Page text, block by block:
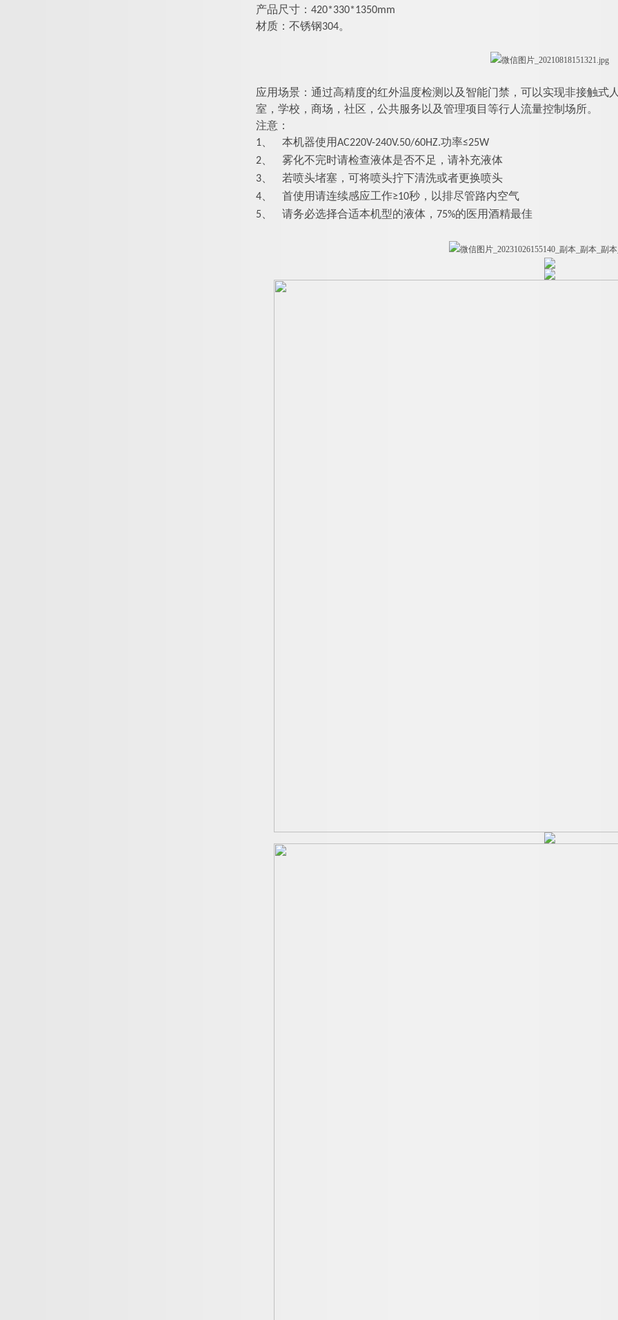
产品尺寸： 420*330*1350mm
材质：不锈钢304。
应用场景： 通过高精度的红外温度检测以及智能门禁，可以实现非接触式
室，学校，商场，社区，公共服务以及管理项目等行人流量控制场所。
注意：
1、
本机器使用AC220V-240V.50/60HZ.功率≤25W
2、
雾化不完时请检查液体是否不足，请补充液体
3、
若喷头堵塞，可将喷头拧下清洗或者更换喷头
4、
首使用请连续感应工作≥10秒，以排尽管路内空气
5、
请务必选择合适本机型的液体，75%的医用酒精最佳